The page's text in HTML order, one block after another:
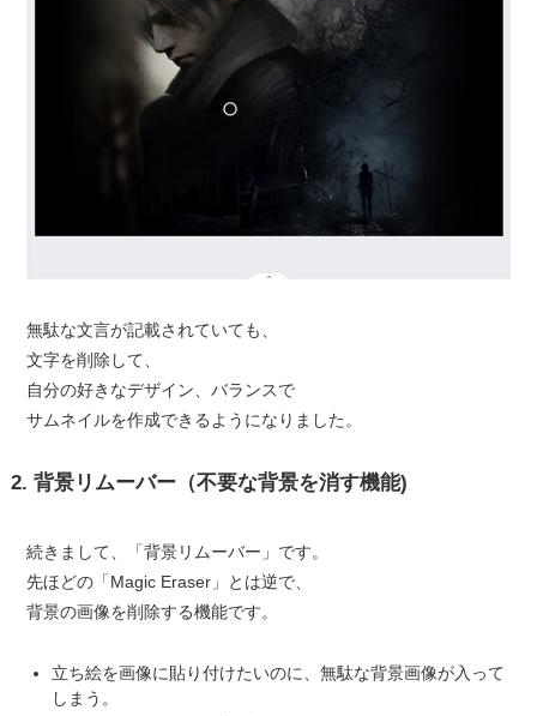
無駄な文言が記載されていても、
文字を削除して、
自分の好きなデザイン、バランスで
サムネイルを作成できるようになりました。
2. 背景リムーバー（不要な背景を消す機能)
続きまして、「背景リムーバー」です。
先ほどの「Magic Eraser」とは逆で、
背景の画像を削除する機能です。
立ち絵を画像に貼り付けたいのに、無駄な背景画像が入って
しまう。